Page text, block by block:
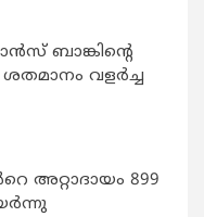
ബാങ്കിന്റെ
വളർച്ച
അറ്റാദായം 899